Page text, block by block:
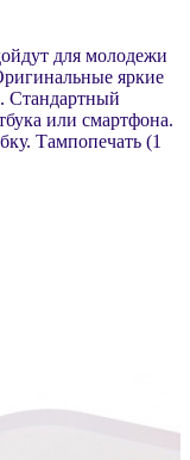
для молодежи
яркие
Стандартный
или смартфона.
Тампопечать (1